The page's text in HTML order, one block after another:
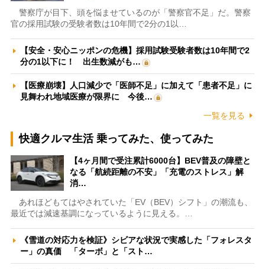
警察庁が目下、頭を悩ませているのが「警察官不足」だ。警察
官の採用試験の受験者数は10年間で2分の1以…
【安全・安心ニッポンの危機】採用試験受験者数は10年間で2
分の1以下に！ 出生数減がも…
【医療崩壊】人口減少で「医師不足」に加えて「患者不足」に
見舞われ地域医療が限界に 今後…
一覧を見る
快適クルマ生活 乗ってみた、使ってみた
【4ヶ月間で受注累計6000台】BEV普及の障壁と
なる「航続距離の不安」「充電のストレス」解
消…
あれほどもてはやされていた「EV（BEV）シフト」の潮流も、
最近では減速基調になっているように見える。…
《雪道の対応力を検証》シビアな状況で実感した「フォレスタ
ー」の真価 「ターボ」と「スト…